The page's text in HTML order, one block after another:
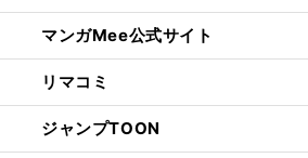
マンガMee公式サイト
リマコミ
ジャンプTOON